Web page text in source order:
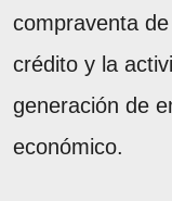
compraventa
crédito y la
generación de
económico.